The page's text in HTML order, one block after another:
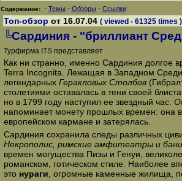
Содержание: - Темы - Обзоры - Ссылки
Топ-обзор от 16.07.04 ( viewed - 61325 times )
╚Сардиния - "бриллиант
Турфирма ITS представляет
Как ни странно, именно Сардиния долгое
Terra Incognita. Лежащая в Западном
легендарных Геракловых Столбов
столетиями оставалась в тени своей
но в 1799 году наступил ее звездный час.
напоминает монету прошлых времен: она
европейском кармане и затерялась.
Сардиния сохранила следы различных
Некрополис, римские амфитеатры и бани
времен могущества Пизы и Генуи,
романском, готическом стиле. Наиболее
это нураги , огромные каменные жилища,